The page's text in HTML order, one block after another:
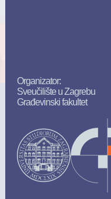
Organizator:
Sveučilište u Zagrebu
Građevinski fakultet